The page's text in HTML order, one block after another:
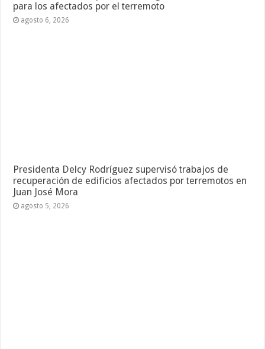
para los afectados por el terremoto
agosto 6, 2026
Presidenta Delcy Rodríguez supervisó trabajos de
recuperación de edificios afectados por terremotos en
Juan José Mora
agosto 5, 2026